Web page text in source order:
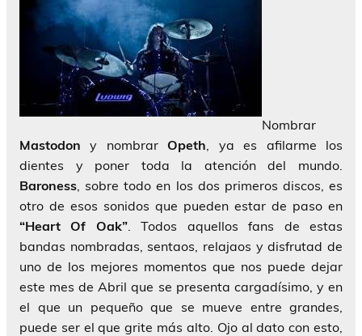
Nombrar
Mastodon y nombrarOpeth , ya es afilarme los
dientes y poner toda la atención del mundo.
Baroness , sobre todo en los dos primeros discos, es
otro de esos sonidos que pueden estar de paso en
“Heart Of Oak”. Todos aquellos fans de estas
bandas nombradas, sentaos, relajaos y disfrutad de
uno de los mejores momentos que nos puede dejar
este mes de Abril que se presenta cargadísimo, y en
el que un pequeño que se mueve entre grandes,
puede ser el que grite más alto. Ojo al dato con esto,